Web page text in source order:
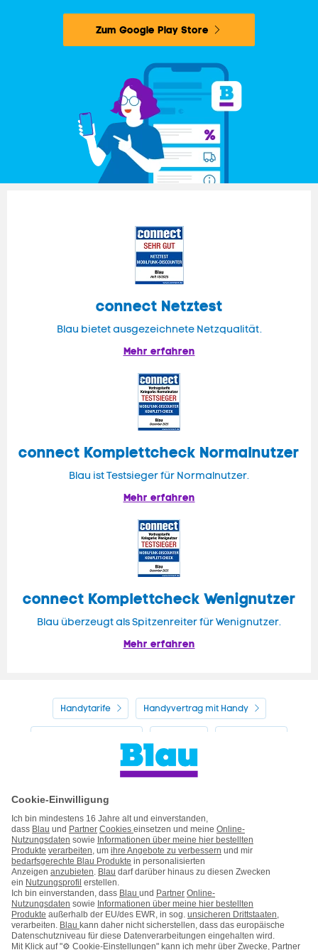
Zum Google Play Store
connect Netztest
Blau bietet ausgezeichnete Netzqualität.
Mehr erfahren
connect Komplettcheck Normalnutzer
Blau ist Testsieger für Normalnutzer.
Mehr erfahren
connect Komplettcheck Wenignutzer
Blau überzeugt als Spitzenreiter für Wenignutzer.
Mehr erfahren
Handytarife Handyvertrag mit Handy
Handyvertrag ohne Handy
Kontakt Impressum AGB & Pflichtinformationen
Hinweise ElektroG/BattG Datenschutz
Barrierefreiheit Karriere Cookie-Einstellungen